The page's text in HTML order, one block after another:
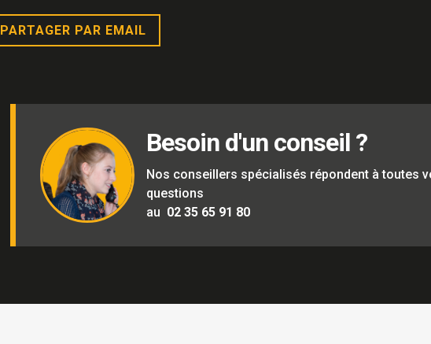
PARTAGER PAR EMAIL
Besoin d'un conseil ?
Nos conseillers spécialisés répondent à toutes
questions
au 02 35 65 91 80